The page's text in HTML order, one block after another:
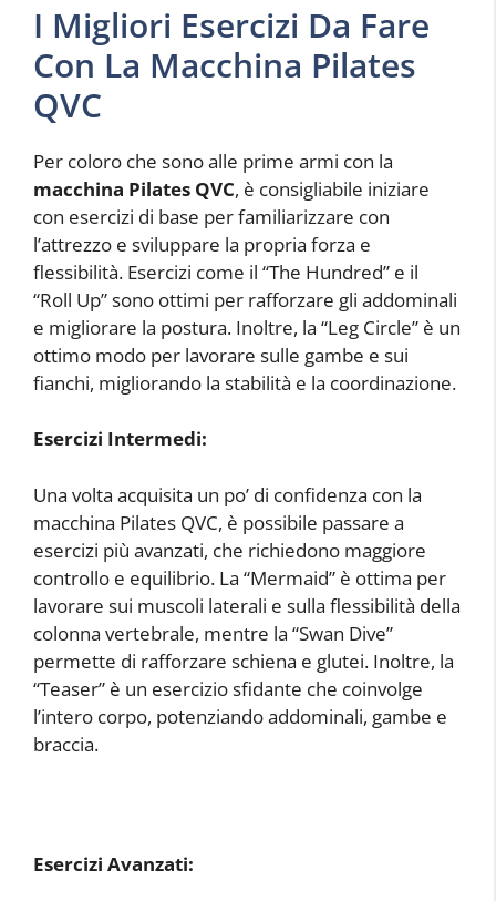
I Migliori Esercizi Da Fare
Con La Macchina Pilates
QVC
Per coloro che sono alle prime armi con la
macchina Pilates QVC, è consigliabile iniziare
con esercizi di base per familiarizzare con
l’attrezzo e sviluppare la propria forza e
flessibilità. Esercizi come il “The Hundred” e il
“Roll Up” sono ottimi per rafforzare gli addominali
e migliorare la postura. Inoltre, la “Leg Circle” è un
ottimo modo per lavorare sulle gambe e sui
fianchi, migliorando la stabilità e la coordinazione.
Esercizi Intermedi:
Una volta acquisita un po’ di confidenza con la
macchina Pilates QVC, è possibile passare a
esercizi più avanzati, che richiedono maggiore
controllo e equilibrio. La “Mermaid” è ottima per
lavorare sui muscoli laterali e sulla flessibilità della
colonna vertebrale, mentre la “Swan Dive”
permette di rafforzare schiena e glutei. Inoltre, la
“Teaser” è un esercizio sfidante che coinvolge
l’intero corpo, potenziando addominali, gambe e
braccia.
Esercizi Avanzati: